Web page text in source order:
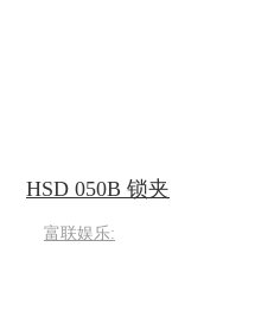
HSD 050B 锁夹
富联娱乐: